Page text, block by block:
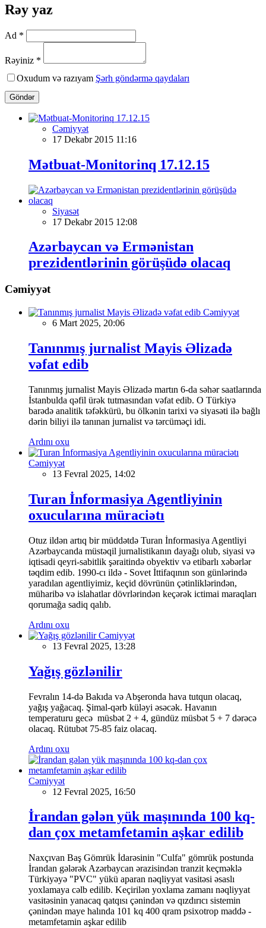
Rəy yaz
Ad *
Rəyiniz *
Oxudum və razıyam Şərh göndərmə qaydaları
Göndər
Cəmiyyət
17 Dekabr 2015 11:16
Mətbuat-Monitorinq 17.12.15
Siyasət
17 Dekabr 2015 12:08
Azərbaycan və Ermənistan
prezidentlərinin görüşüdə olacaq
Cəmiyyət
Cəmiyyət
6 Mart 2025, 20:06
Tanınmış jurnalist Mayis Əlizadə
vəfat edib
Tanınmış jurnalist Mayis Əlizadə martın 6-da səhər saatlarında
İstanbulda qəfil ürək tutmasından vəfat edib. O Türkiyə
barədə analitik təfəkkürü, bu ölkənin tarixi və siyasəti ilə bağlı
dərin biliyi ilə tanınan jurnalist və tərcüməçi idi.
Ardını oxu
Cəmiyyət
13 Fevral 2025, 14:02
Turan İnformasiya Agentliyinin
oxucularına müraciətı
Otuz ildən artıq bir müddətdə Turan İnformasiya Agentliyi
Azərbaycanda müstəqil jurnalistikanın dayağı olub, siyasi və
iqtisadi qeyri-sabitlik şəraitində obyektiv və etibarlı xəbərlər
təqdim edib. 1990-cı ildə - Sovet İttifaqının son günlərində
yaradılan agentliyimiz, keçid dövrünün çətinliklərindən,
müharibə və islahatlar dövrlərindən keçərək ictimai maraqları
qorumağa sadiq qalıb.
Ardını oxu
Cəmiyyət
13 Fevral 2025, 13:28
Yağış gözlənilir
Fevralın 14-də Bakıda və Abşeronda hava tutqun olacaq,
yağış yağacaq. Şimal-qərb küləyi əsəcək. Havanın
temperaturu gecə müsbət 2 + 4, gündüz müsbət 5 + 7 dərəcə
olacaq. Rütubət 75-85 faiz olacaq.
Ardını oxu
Cəmiyyət
12 Fevral 2025, 16:50
İrandan gələn yük maşınında 100 kq-
dan çox metamfetamin aşkar edilib
Naxçıvan Baş Gömrük İdarəsinin "Culfa" gömrük postunda
İrandan gələrək Azərbaycan ərazisindən tranzit keçməklə
Türkiyəyə "PVC" yükü aparan nəqliyyat vasitəsi əsaslı
yoxlamaya cəlb edilib. Keçirilən yoxlama zamanı nəqliyyat
vasitəsinin yanacaq qatqısı çənindən və qızdırıcı sistemin
çənindən maye halında 101 kq 400 qram psixotrop maddə -
metamfetamin aşkar edilib